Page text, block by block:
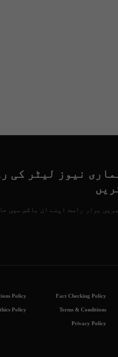
نیوز لیٹر کی
براہِ راست اپنے ان باکس میں
Fact Checking Policy
Policy
Terms & Conditions
Policy
Privacy Policy